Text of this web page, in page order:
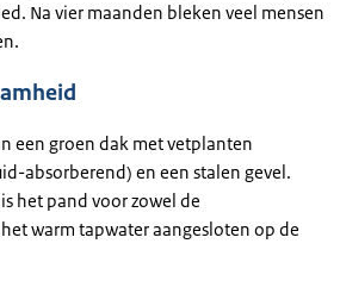
Na vier maanden bleken veel mensen
een groen dak met vetplanten
absorberend) en een stalen gevel.
het pand voor zowel de
warm tapwater aangesloten op de